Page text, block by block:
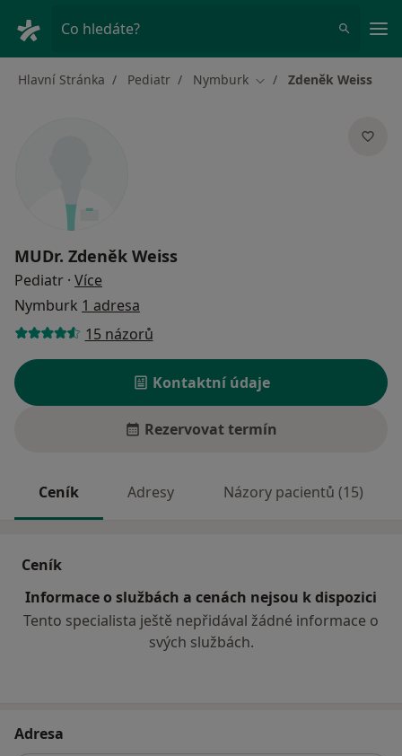
Co hledáte?
Hlavní Stránka Pediatr Nymburk Změna města
Zdeněk Weiss
MUDr. Zdeněk Weiss
Pediatr · Více
Nymburk 1 adresa
15 názorů
Kontaktní údaje
Rezervovat termín
Ceník Adresy Názory pacientů (15)
Ceník
Informace o službách a cenách nejsou k dispozici
Tento specialista ještě nepřidával žádné informace o
svých službách.
Adresa